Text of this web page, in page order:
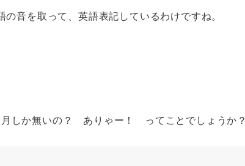
の音を取って、英語表記しているわけですね。
しか無いの？ ありゃー！ ってことでしょうか？